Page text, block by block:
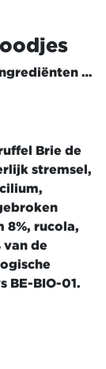
…
Brie de
stremsel,
8%, rucola,
van de
BE-BIO-01.